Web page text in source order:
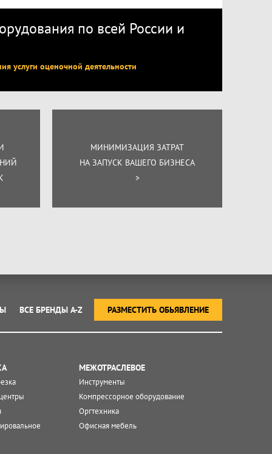
по всей России и
услуги оценочной деятельности
МИНИМИЗАЦИЯ ЗАТРАТ
НА ЗАПУСК ВАШЕГО БИЗНЕСА
>
РАЗМЕСТИТЬ ОБЬЯВЛЕНИЕ
ВСЕ БРЕНДЫ A-Z
МЕЖОТРАСЛЕВОЕ
Инструменты
Компрессорное оборудование
Оргтехника
Офисная мебель